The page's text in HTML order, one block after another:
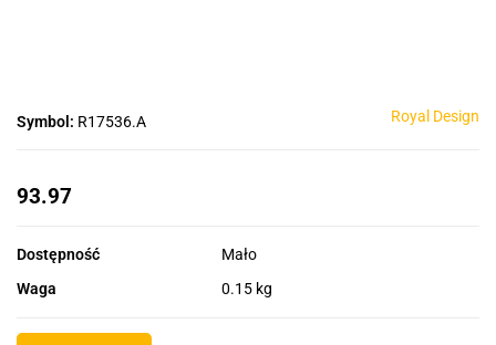
Symbol: R17536.A Royal Design
93.97
Dostępność
Mało
Waga
0.15 kg